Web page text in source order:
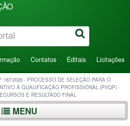
Contatos Editais Licitações
187/2026 - PROCESSO DE SELEÇÃO PARA O
À QUALIFICAÇÃO PROFISSIONAL (PIIQP) -
E RESULTADO FINAL
MENU